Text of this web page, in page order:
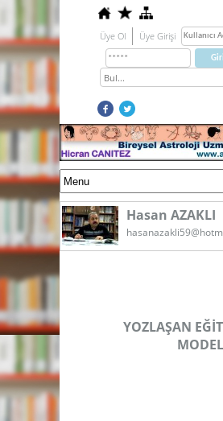
Üye Ol Üye Girişi
Hasan AZAKLI
YOZLAŞAN